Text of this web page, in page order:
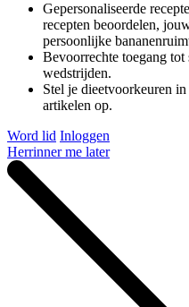
Gepersonaliseerde
recepten beoordelen,
persoonlijke
Bevoorrechte toegang tot
wedstrijden.
Stel je dieetvoorkeuren
artikelen op.
Word lid Inloggen
Herrinner me later